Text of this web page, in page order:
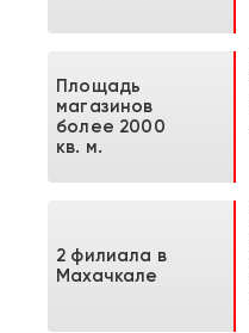
Площадь
магазинов
более 2000
кв. м.
2 филиала в
Махачкале